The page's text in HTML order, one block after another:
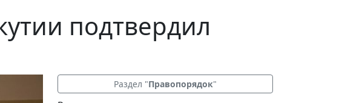
подтвердил
Раздел "Правопорядок"